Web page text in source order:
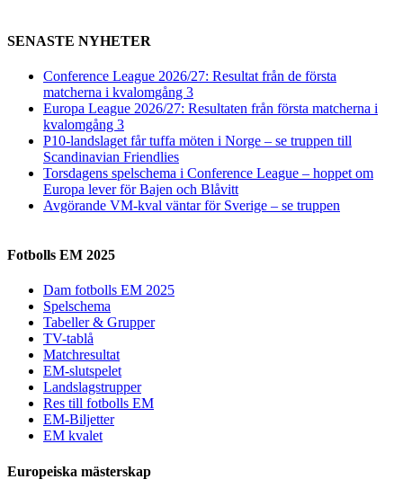
SENASTE NYHETER
Conference League 2026/27: Resultat från de första
matcherna i kvalomgång 3
Europa League 2026/27: Resultaten från första matcherna i
kvalomgång 3
P10-landslaget får tuffa möten i Norge – se truppen till
Scandinavian Friendlies
Torsdagens spelschema i Conference League – hoppet om
Europa lever för Bajen och Blåvitt
Avgörande VM-kval väntar för Sverige – se truppen
Fotbolls EM 2025
Dam fotbolls EM 2025
Spelschema
Tabeller & Grupper
TV-tablå
Matchresultat
EM-slutspelet
Landslagstrupper
Res till fotbolls EM
EM-Biljetter
EM kvalet
Europeiska mästerskap